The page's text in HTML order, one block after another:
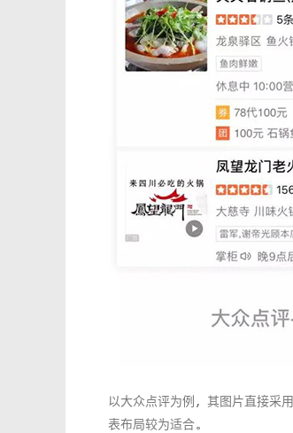
以大众点评为例，其图片直接采
表布局较为适合。